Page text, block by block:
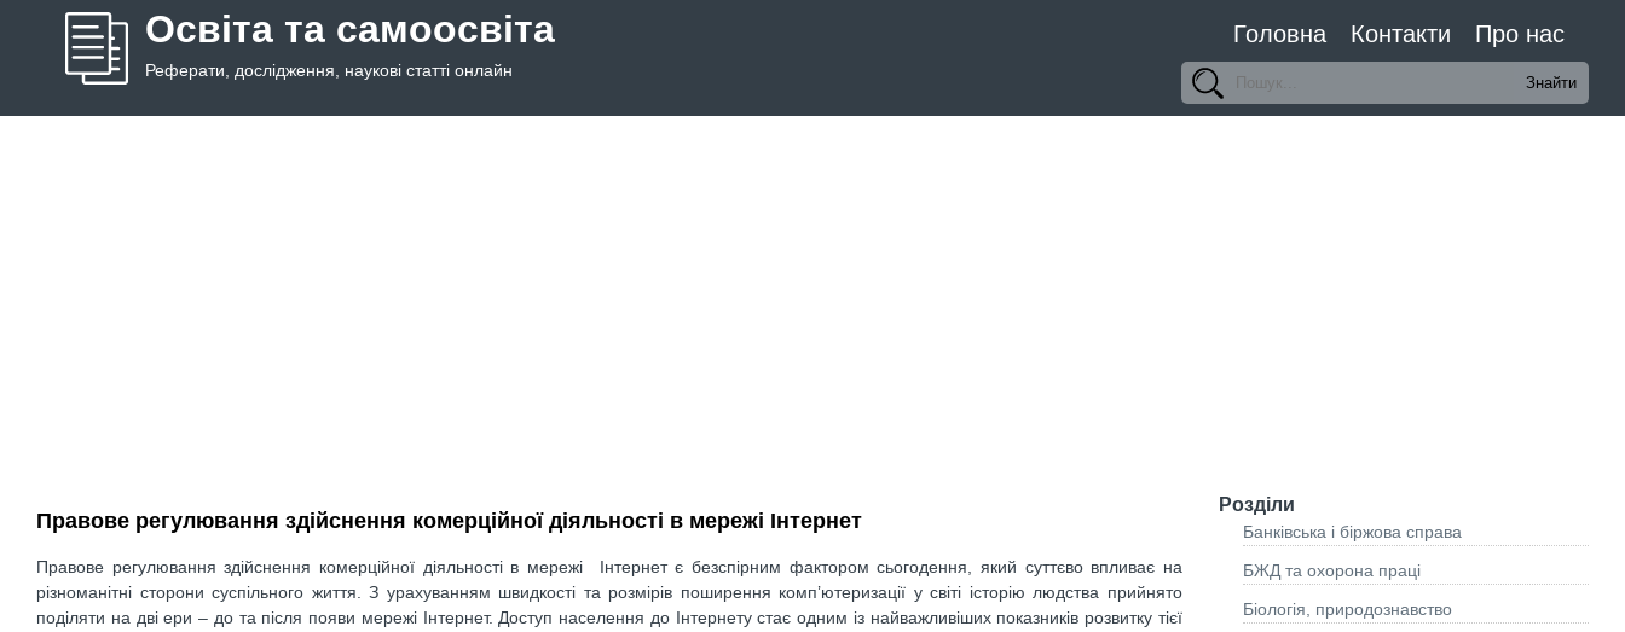
Освіта та самоосвіта
Реферати, дослідження, наукові статті онлайн
Головна Контакти Про нас
Правове регулювання здійснення комерційної діяльності в мережі Інтернет
Правове регулювання здійснення комерційної діяльності в мережі Інтернет є безспірним фактором сьогодення, який суттєво впливає на
різноманітні сторони суспільного життя. З урахуванням швидкості та розмірів поширення комп’ютеризації у світі історію людства прийнято
поділяти на дві ери – до та після появи мережі Інтернет. Доступ населення до Інтернету стає одним із найважливіших показників розвитку тієї
Розділи
Банківська і біржова справа
БЖД та охорона праці
Біологія, природознавство